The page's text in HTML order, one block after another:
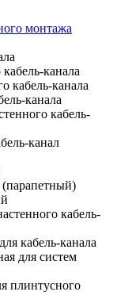
монтажа
канала
кабель-канала
канала
кабель-
канал
кабель-
кабель-канала
для систем
плинтусного